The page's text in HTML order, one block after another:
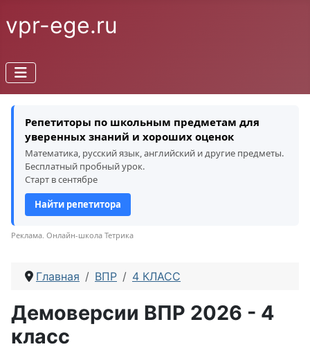
vpr-ege.ru
Репетиторы по школьным предметам для
уверенных знаний и хороших оценок
Математика, русский язык, английский и другие предметы.
Бесплатный пробный урок.
Старт в сентябре
Найти репетитора
Реклама. Онлайн-школа Тетрика
Главная ВПР 4 КЛАСС
Демоверсии ВПР 2026 - 4
класс